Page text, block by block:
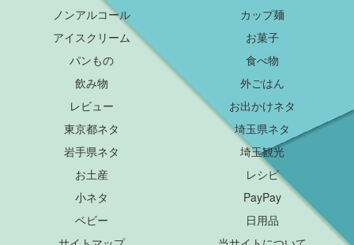
ノンアルコール
カップ麺
アイスクリーム
お菓子
パンもの
食べ物
飲み物
外ごはん
レビュー
お出かけネタ
東京都ネタ
埼玉県ネタ
岩手県ネタ
埼玉観光
お土産
レシピ
小ネタ
PayPay
ベビー
日用品